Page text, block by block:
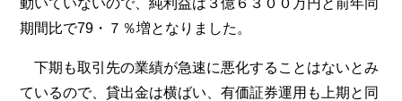
動いていないので、純利益は３億６３００万円と前年同
期間比で79・７％増となりました。
下期も取引先の業績が急速に悪化することはないとみ
ているので、貸出金は横ばい、有価証券運用も上期と同